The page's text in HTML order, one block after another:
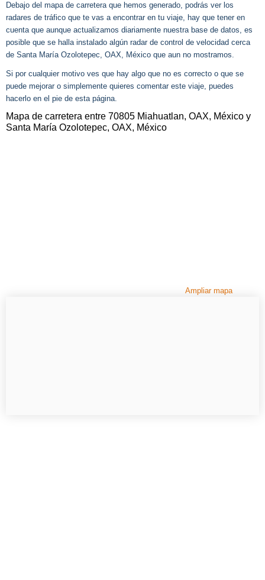
Debajo del mapa de carretera que hemos generado, podrás ver los
radares de tráfico que te vas a encontrar en tu viaje, hay que tener en
cuenta que aunque actualizamos diariamente nuestra base de datos, es
posible que se halla instalado algún radar de control de velocidad cerca
de Santa María Ozolotepec, OAX, México que aun no mostramos.
Si por cualquier motivo ves que hay algo que no es correcto o que se
puede mejorar o simplemente quieres comentar este viaje, puedes
hacerlo en el pie de esta página.
Mapa de carretera entre 70805 Miahuatlan, OAX, México y
Santa María Ozolotepec, OAX, México
Ampliar mapa